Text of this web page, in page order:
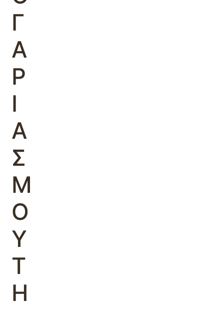
Γ
Α
Ρ
Ι
Α
Σ
Μ
Ο
Υ
Τ
Η